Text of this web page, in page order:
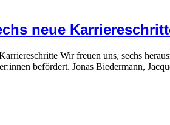
neue
Wir freuen uns, sechs
befördert. Jonas Biedermann,